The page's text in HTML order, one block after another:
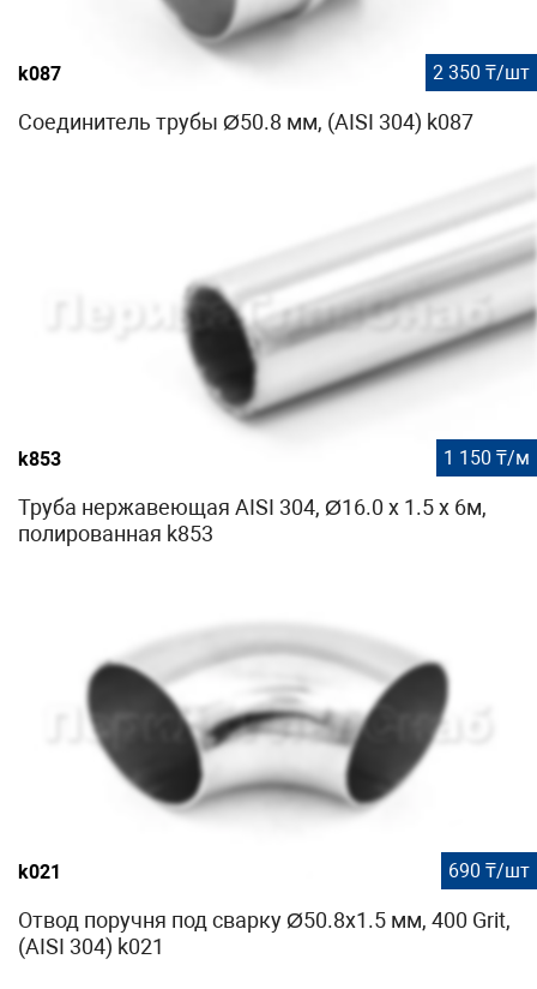
k087 2 350 ₸/шт
Соединитель трубы Ø50.8 мм, (AISI 304) k087
k853 1 150 ₸/м
Труба нержавеющая AISI 304, Ø16.0 x 1.5 х 6м,
полированная k853
k021 690 ₸/шт
Отвод поручня под сварку Ø50.8х1.5 мм, 400 Grit,
(AISI 304) k021